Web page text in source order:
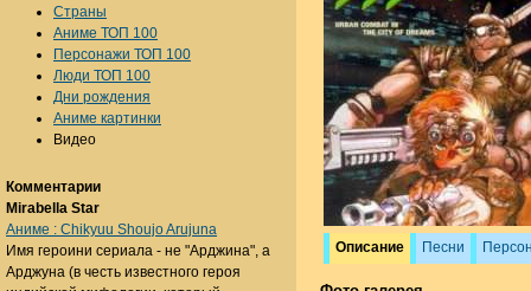
Описание Песни
Страны
Аниме ТОП 100
Персонажи ТОП 100
Люди ТОП 100
Дни рождения
Аниме картинки
Видео
Комментарии
Mirabella Star
Аниме : Chikyuu Shoujo Arujuna
Имя героини сериала - не "Арджина", а
Арджуна (в честь известного героя